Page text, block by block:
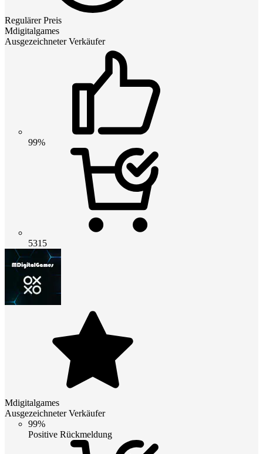
Regulärer Preis
Mdigitalgames
Ausgezeichneter Verkäufer
99%
5315
Mdigitalgames
Ausgezeichneter Verkäufer
99%
Positive Rückmeldung